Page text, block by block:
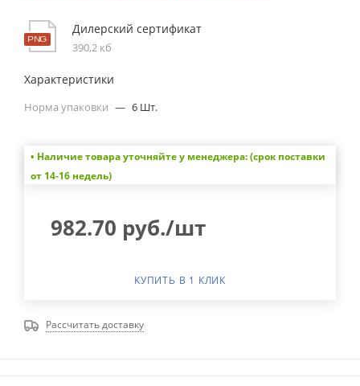
Дилерский сертификат
390,2 кб
Характеристики
Норма упаковки — 6 Шт.
• Наличие товара уточняйте у менеджера: (срок поставки
от 14-16 недель)
982.70 руб./шт
КУПИТЬ В 1 КЛИК
Рассчитать доставку